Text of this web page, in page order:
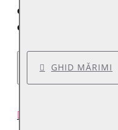
expediate cu
colet.
GHID MĂRIMI